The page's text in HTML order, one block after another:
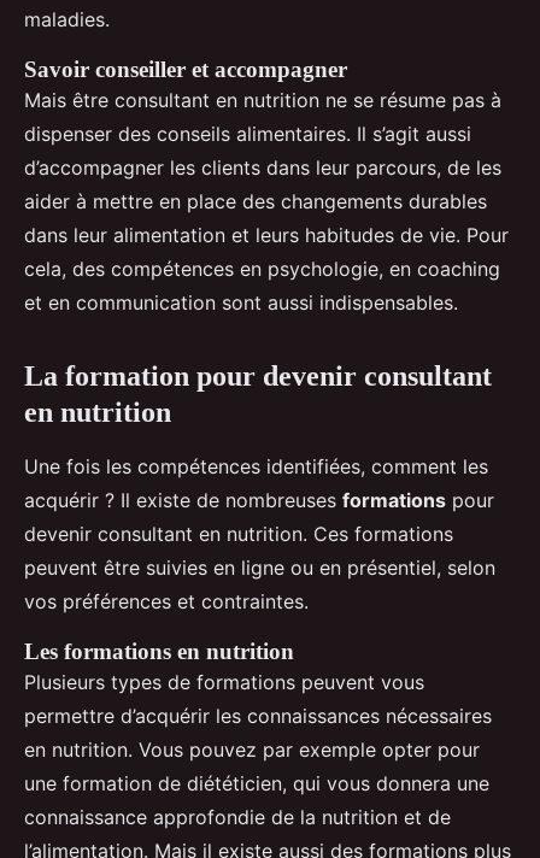
maladies.
Savoir conseiller et accompagner
Mais être consultant en nutrition ne se résume pas à
dispenser des conseils alimentaires. Il s’agit aussi
d’accompagner les clients dans leur parcours, de les
aider à mettre en place des changements durables
dans leur alimentation et leurs habitudes de vie. Pour
cela, des compétences en psychologie, en coaching
et en communication sont aussi indispensables.
La formation pour devenir consultant
en nutrition
Une fois les compétences identifiées, comment les
acquérir ? Il existe de nombreuses formations pour
devenir consultant en nutrition. Ces formations
peuvent être suivies en ligne ou en présentiel, selon
vos préférences et contraintes.
Les formations en nutrition
Plusieurs types de formations peuvent vous
permettre d’acquérir les connaissances nécessaires
en nutrition. Vous pouvez par exemple opter pour
une formation de diététicien, qui vous donnera une
connaissance approfondie de la nutrition et de
l’alimentation. Mais il existe aussi des formations plus